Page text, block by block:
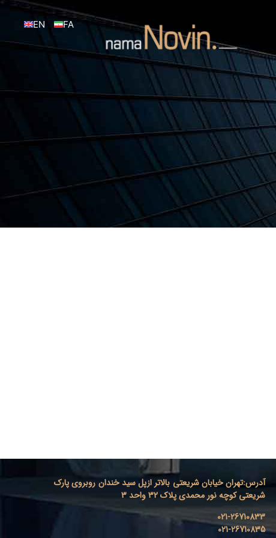
FA
EN
آدرس:تهران خیابان شریعتی بالاتر ازپل سید خندان روبروی پارک
شریعتی کوچه نور محمدی پلاک 32 واحد 3
021-26710833
021-26710835